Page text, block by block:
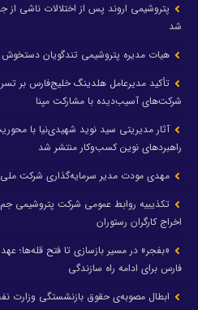
شد
هیات مدیره پتروشیمی تندگویان دستخوش
تأکید مدیرعامل هلدینگ خلیج‌فارس بر
شرکت‌های آسیب‌دیده با مشارکت مپنا
آثار مدیریتی سید نوید شهیدی‌نیا با
راهبردهای نوین کسب‌وکار منتشر شد
مهدی مودت مدیر سرمایه‌گذاری شرکت
تکذیبیه روابط عمومی شرکت پتروشیمی جم
اخراج کارگران رستوران
«بفجر» در مسیر بازسازی تا فتح قله‌ها؛
فارس برای ادامه راه سازندگی
ابطال مصوبه‌ی حقوق بازنشستگی وزارت